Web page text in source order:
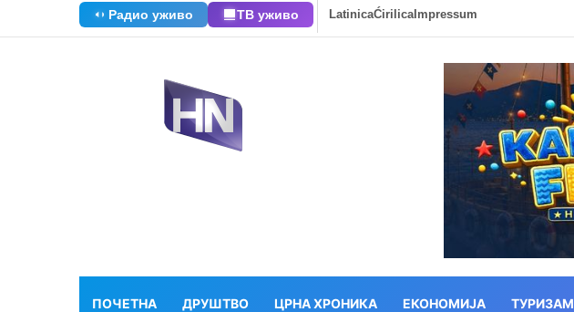
Радио уживо ТВ уживо LatinicaĆirilicaImpressum
ПОЧЕТНА ДРУШТВО ЦРНА ХРОНИКА ЕКОНОМИЈА ТУРИЗАМ